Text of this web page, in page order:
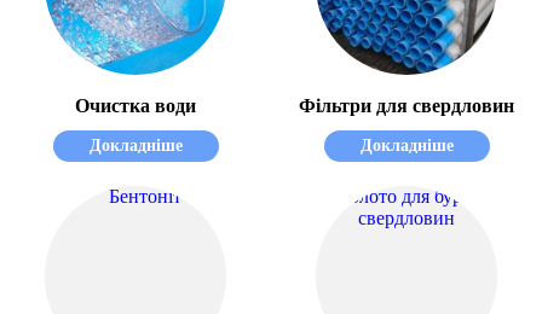
Очистка води
Докладніше
Фільтри для свердловин
Докладніше